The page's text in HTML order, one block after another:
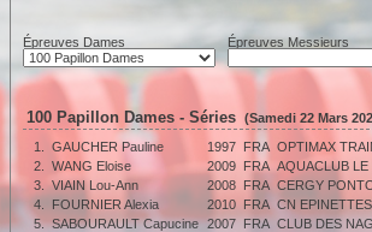
Épreuves Dames Épreuves Messieurs
100 Papillon Dames - Séries (Samedi 22 Mars
1.
GAUCHER Pauline 1997 FRA OPTIMAX
2. WANG Eloise 2009 FRA AQUACLUB LE
3. VIAIN Lou-Ann 2008 FRA CERGY
4. FOURNIER Alexia 2010 FRA CN
5. SABOURAULT Capucine 2007 FRA CLUB DES